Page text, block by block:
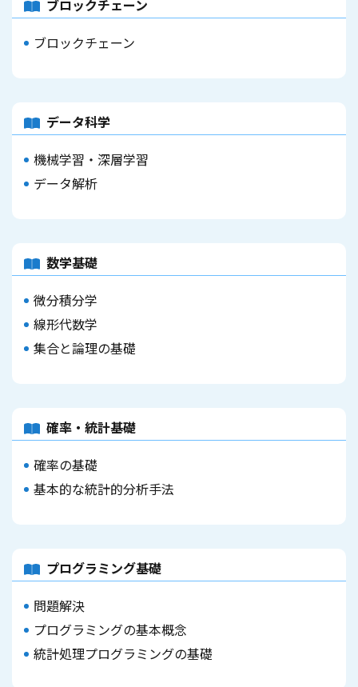
ブロックチェーン
ブロックチェーン
データ科学
機械学習・深層学習
データ解析
数学基礎
微分積分学
線形代数学
集合と論理の基礎
確率・統計基礎
確率の基礎
基本的な統計的分析手法
プログラミング基礎
問題解決
プログラミングの基本概念
統計処理プログラミングの基礎